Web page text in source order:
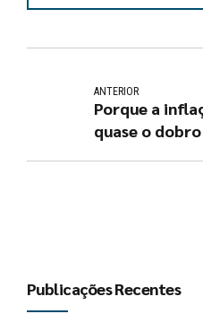
ANTERIOR
Porque a
quase o
Publicações Recentes